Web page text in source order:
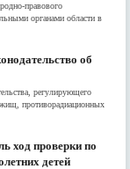
правового
органами области в
об
регулирующего
противорадиационных
ход проверки по
детей